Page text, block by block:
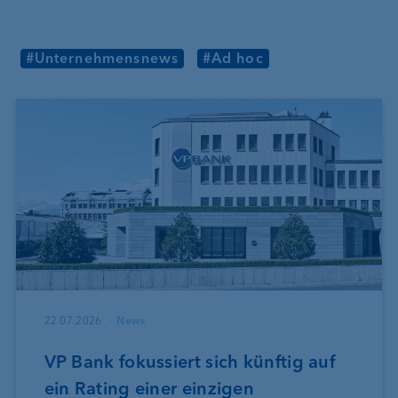
#Unternehmensnews #Ad hoc
22.07.2026 News
VP Bank fokussiert sich künftig auf
ein Rating einer einzigen